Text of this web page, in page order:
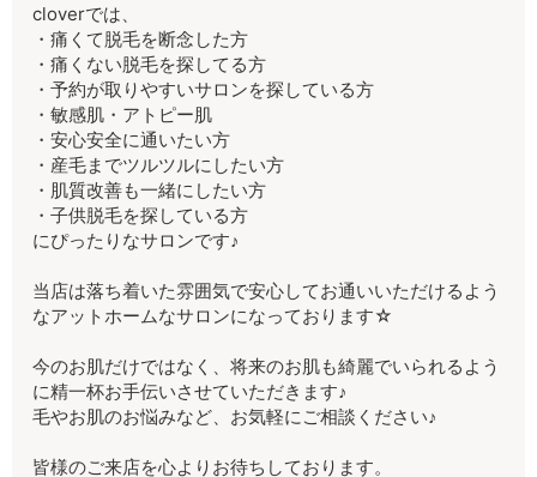
cloverでは、
・痛くて脱毛を断念した方
・痛くない脱毛を探してる方
・予約が取りやすいサロンを探している方
・敏感肌・アトピー肌
・安心安全に通いたい方
・産毛までツルツルにしたい方
・肌質改善も一緒にしたい方
・子供脱毛を探している方
にぴったりなサロンです♪
当店は落ち着いた雰囲気で安心してお通いいただけるよう
なアットホームなサロンになっております☆
今のお肌だけではなく、将来のお肌も綺麗でいられるよう
に精一杯お手伝いさせていただきます♪
毛やお肌のお悩みなど、お気軽にご相談ください♪
皆様のご来店を心よりお待ちしております。